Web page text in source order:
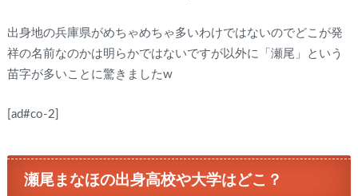
出身地の兵庫県がめちゃめちゃ多いわけではないのでどこが発
祥の名前なのかは明らかではないですが以外に「瀬尾」という
苗字が多いことに驚きましたw
[ad#co-2]
瀬尾まなほの出身高校や大学はどこ？